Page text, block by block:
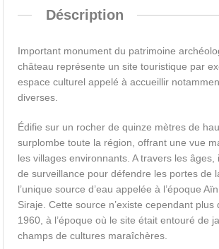
Déscription
Important monument du patrimoine
château représente un site touristique par
espace culturel appelé à accueillir
diverses.
Édifie sur un rocher de quinze mètres de
surplombe toute la région, offrant une vue
les villages environnants. A travers les âges,
de surveillance pour défendre les portes de
l’unique source d’eau appelée à l’époque
Siraje. Cette source n’existe cependant plus
1960, à l’époque où le site était entouré de
champs de cultures maraîchères.